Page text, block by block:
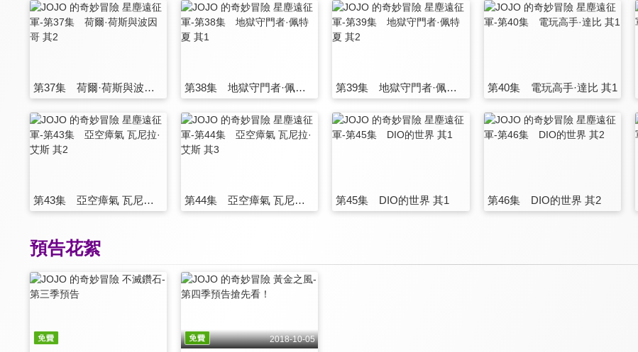
第37集 荷爾·荷斯與波因哥 其2 第38集 地獄守門者·佩特夏 其1 第39集 地獄守門者·佩特夏 其2 第40集 電玩高手·達比 其1
第43集 亞空瘴氣 瓦尼拉·艾斯 其2 第44集 亞空瘴氣 瓦尼拉·艾斯 其3 第45集 DIO的世界 其1 第46集 DIO的世界 其2
預告花絮
2018-10-05